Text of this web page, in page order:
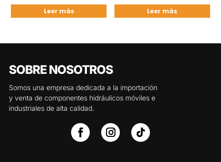
Leer más
Leer más
SOBRE NOSOTROS
Somos una empresa dedicada a la importación
y venta de componentes hidráulicos móviles e
industriales de alta calidad.